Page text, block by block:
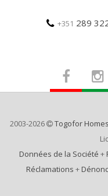
+351 289
2003-2026 Togofor Homes
Données de la Société +
Réclamations +